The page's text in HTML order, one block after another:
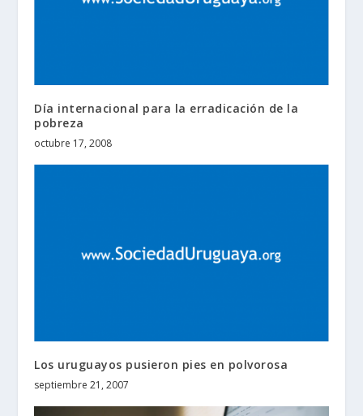
Día internacional para la erradicación de la
pobreza
octubre 17, 2008
Los uruguayos pusieron pies en polvorosa
septiembre 21, 2007